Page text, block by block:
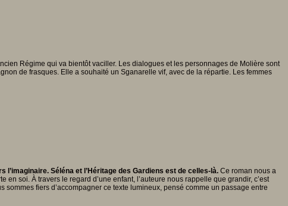
Régime qui va bientôt vaciller. Les dialogues et les personnages de Molière sont
de frasques. Elle a souhaité un Sganarelle vif, avec de la répartie. Les femmes
Séléna et l’Héritage des Gardiens est de celles-là. Ce roman nous a
soi. À travers le regard d’une enfant, l’auteure nous rappelle que grandir, c’est
fiers d’accompagner ce texte lumineux, pensé comme un passage entre